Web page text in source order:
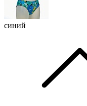
синий